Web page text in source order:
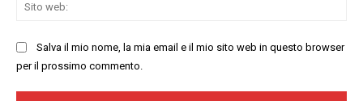
Salva il mio nome, la mia email e il mio sito web in questo browser
per il prossimo commento.